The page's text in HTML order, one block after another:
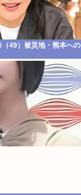
（49）被災地・熊本への